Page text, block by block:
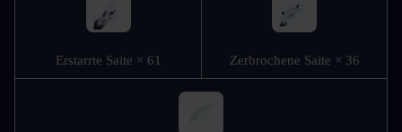
Erstarrte Saite × 61 Zerbrochene Saite × 36